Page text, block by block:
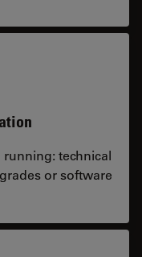
technical
or software